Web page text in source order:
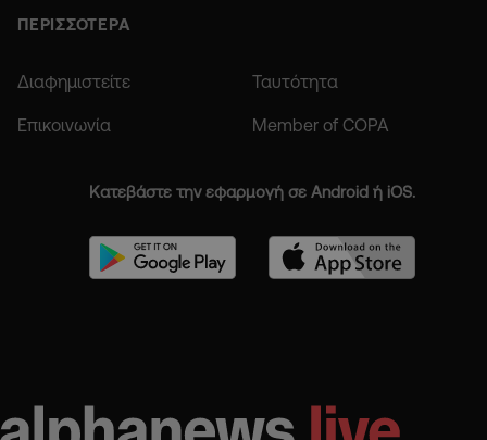
ΠΕΡΙΣΣΟΤΕΡΑ
Διαφημιστείτε Ταυτότητα
Επικοινωνία Member of COPA
Κατεβάστε την εφαρμογή σε Android ή iOS.